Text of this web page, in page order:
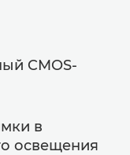
CMOS-
в
освещения